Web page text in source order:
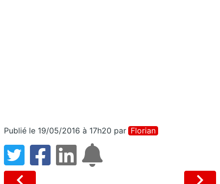
Publié le 19/05/2016 à 17h20 par Florian